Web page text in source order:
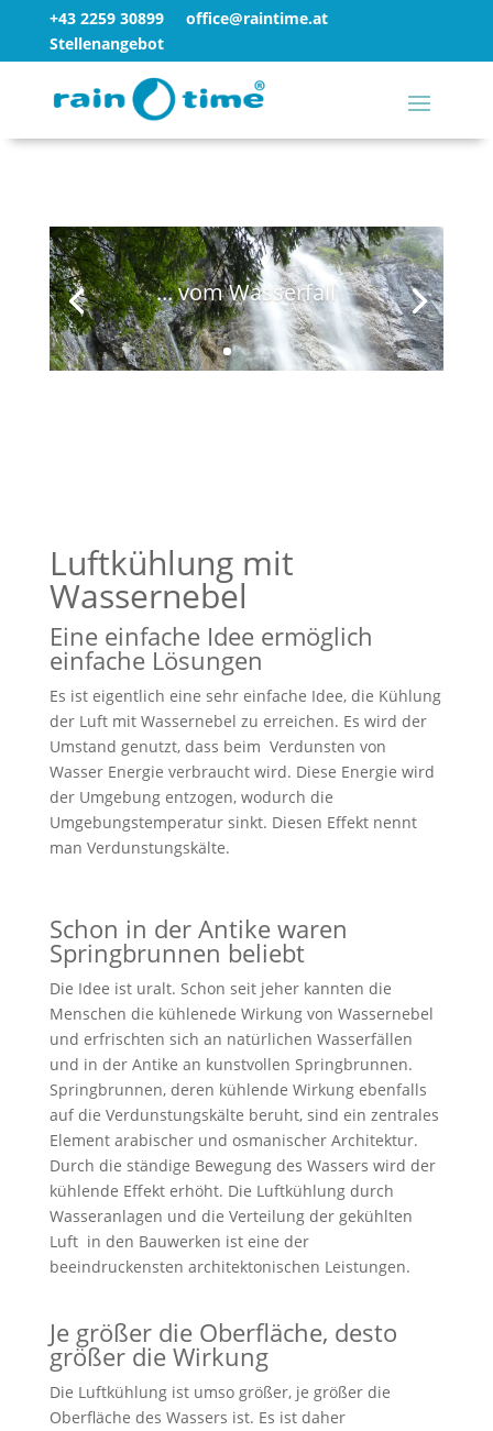
+43 2259 30899
office@raintime.at
Stellenangebot
... vom Wasserfall
Luftkühlung mit
Wassernebel
Eine einfache Idee ermöglich
einfache Lösungen
Es ist eigentlich eine sehr einfache Idee, die Kühlung
der Luft mit Wassernebel zu erreichen. Es wird der
Umstand genutzt, dass beim Verdunsten von
Wasser Energie verbraucht wird. Diese Energie wird
der Umgebung entzogen, wodurch die
Umgebungstemperatur sinkt. Diesen Effekt nennt
man Verdunstungskälte.
Schon in der Antike waren
Springbrunnen beliebt
Die Idee ist uralt. Schon seit jeher kannten die
Menschen die kühlenede Wirkung von Wassernebel
und erfrischten sich an natürlichen Wasserfällen
und in der Antike an kunstvollen Springbrunnen.
Springbrunnen, deren kühlende Wirkung ebenfalls
auf die Verdunstungskälte beruht, sind ein zentrales
Element arabischer und osmanischer Architektur.
Durch die ständige Bewegung des Wassers wird der
kühlende Effekt erhöht. Die Luftkühlung durch
Wasseranlagen und die Verteilung der gekühlten
Luft in den Bauwerken ist eine der
beeindruckensten architektonischen Leistungen.
Je größer die Oberfläche, desto
größer die Wirkung
Die Luftkühlung ist umso größer, je größer die
Oberfläche des Wassers ist. Es ist daher